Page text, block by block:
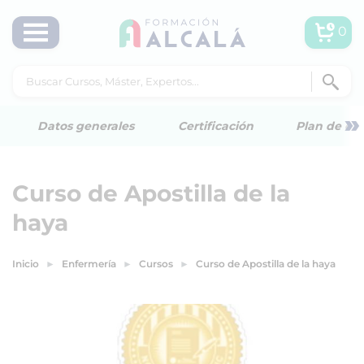
0
Datos generales Certificación Plan de »
Curso de Apostilla de la
haya
Inicio Enfermería Cursos Curso de Apostilla de la haya